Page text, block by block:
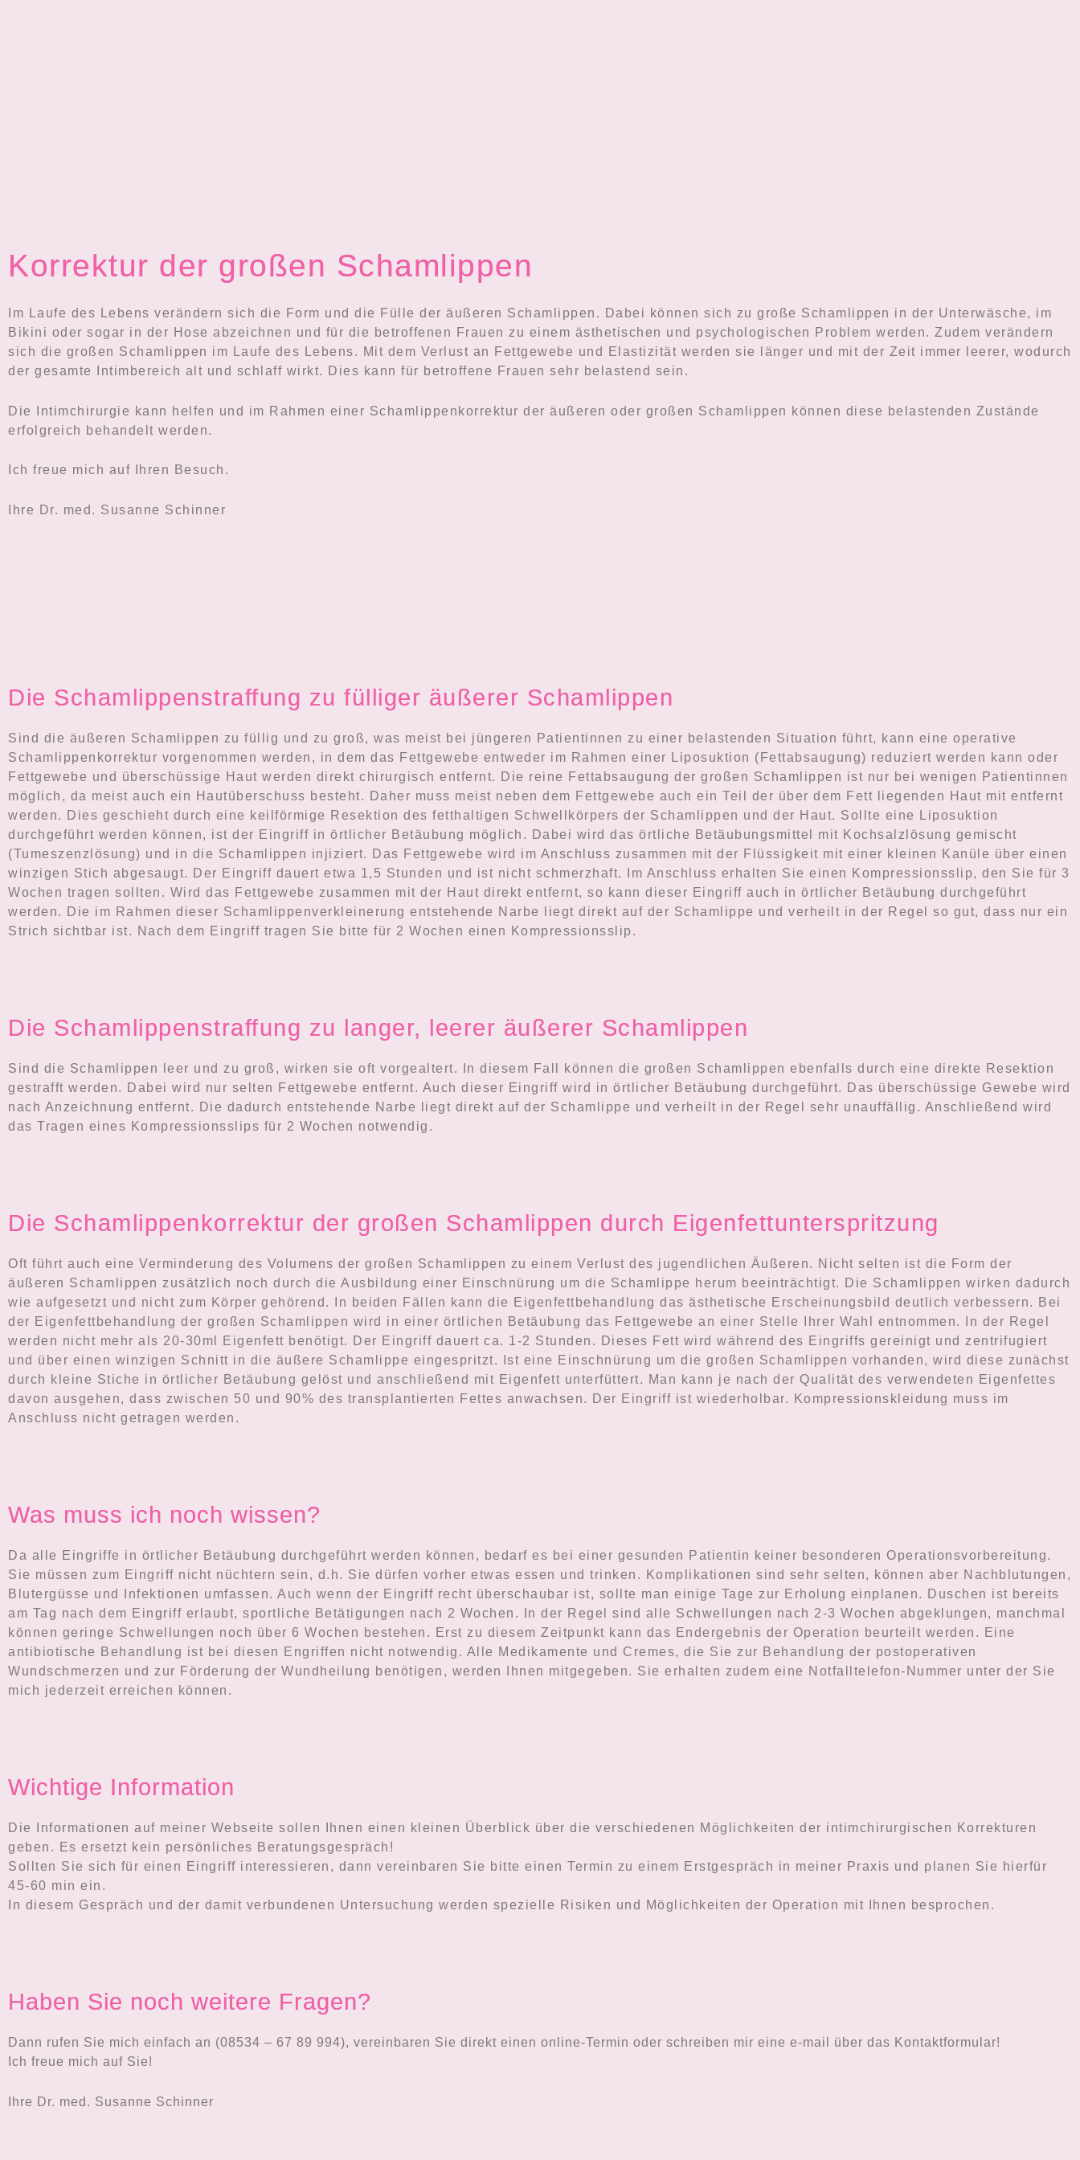
Korrektur der großen Schamlippen
Im Laufe des Lebens verändern sich die Form und die Fülle der äußeren Schamlippen. Dabei können sich zu große Schamlippen in der Unterwäsche, im
Bikini oder sogar in der Hose abzeichnen und für die betroffenen Frauen zu einem ästhetischen und psychologischen Problem werden. Zudem verändern
sich die großen Schamlippen im Laufe des Lebens. Mit dem Verlust an Fettgewebe und Elastizität werden sie länger und mit der Zeit immer leerer, wodurch
der gesamte Intimbereich alt und schlaff wirkt. Dies kann für betroffene Frauen sehr belastend sein.
Die Intimchirurgie kann helfen und im Rahmen einer Schamlippenkorrektur der äußeren oder großen Schamlippen können diese belastenden Zustände
erfolgreich behandelt werden.
Ich freue mich auf Ihren Besuch.
Ihre Dr. med. Susanne Schinner
Die Schamlippenstraffung zu fülliger äußerer Schamlippen
Sind die äußeren Schamlippen zu füllig und zu groß, was meist bei jüngeren Patientinnen zu einer belastenden Situation führt, kann eine operative
Schamlippenkorrektur vorgenommen werden, in dem das Fettgewebe entweder im Rahmen einer Liposuktion (Fettabsaugung) reduziert werden kann oder
Fettgewebe und überschüssige Haut werden direkt chirurgisch entfernt. Die reine Fettabsaugung der großen Schamlippen ist nur bei wenigen Patientinnen
möglich, da meist auch ein Hautüberschuss besteht. Daher muss meist neben dem Fettgewebe auch ein Teil der über dem Fett liegenden Haut mit entfernt
werden. Dies geschieht durch eine keilförmige Resektion des fetthaltigen Schwellkörpers der Schamlippen und der Haut. Sollte eine Liposuktion
durchgeführt werden können, ist der Eingriff in örtlicher Betäubung möglich. Dabei wird das örtliche Betäubungsmittel mit Kochsalzlösung gemischt
(Tumeszenzlösung) und in die Schamlippen injiziert. Das Fettgewebe wird im Anschluss zusammen mit der Flüssigkeit mit einer kleinen Kanüle über einen
winzigen Stich abgesaugt. Der Eingriff dauert etwa 1,5 Stunden und ist nicht schmerzhaft. Im Anschluss erhalten Sie einen Kompressionsslip, den Sie für 3
Wochen tragen sollten. Wird das Fettgewebe zusammen mit der Haut direkt entfernt, so kann dieser Eingriff auch in örtlicher Betäubung durchgeführt
werden. Die im Rahmen dieser Schamlippenverkleinerung entstehende Narbe liegt direkt auf der Schamlippe und verheilt in der Regel so gut, dass nur ein
Strich sichtbar ist. Nach dem Eingriff tragen Sie bitte für 2 Wochen einen Kompressionsslip.
Die Schamlippenstraffung zu langer, leerer äußerer Schamlippen
Sind die Schamlippen leer und zu groß, wirken sie oft vorgealtert. In diesem Fall können die großen Schamlippen ebenfalls durch eine direkte Resektion
gestrafft werden. Dabei wird nur selten Fettgewebe entfernt. Auch dieser Eingriff wird in örtlicher Betäubung durchgeführt. Das überschüssige Gewebe wird
nach Anzeichnung entfernt. Die dadurch entstehende Narbe liegt direkt auf der Schamlippe und verheilt in der Regel sehr unauffällig. Anschließend wird
das Tragen eines Kompressionsslips für 2 Wochen notwendig.
Die Schamlippenkorrektur der großen Schamlippen durch Eigenfettunterspritzung
Oft führt auch eine Verminderung des Volumens der großen Schamlippen zu einem Verlust des jugendlichen Äußeren. Nicht selten ist die Form der
äußeren Schamlippen zusätzlich noch durch die Ausbildung einer Einschnürung um die Schamlippe herum beeinträchtigt. Die Schamlippen wirken dadurch
wie aufgesetzt und nicht zum Körper gehörend. In beiden Fällen kann die Eigenfettbehandlung das ästhetische Erscheinungsbild deutlich verbessern. Bei
der Eigenfettbehandlung der großen Schamlippen wird in einer örtlichen Betäubung das Fettgewebe an einer Stelle Ihrer Wahl entnommen. In der Regel
werden nicht mehr als 20-30ml Eigenfett benötigt. Der Eingriff dauert ca. 1-2 Stunden. Dieses Fett wird während des Eingriffs gereinigt und zentrifugiert
und über einen winzigen Schnitt in die äußere Schamlippe eingespritzt. Ist eine Einschnürung um die großen Schamlippen vorhanden, wird diese zunächst
durch kleine Stiche in örtlicher Betäubung gelöst und anschließend mit Eigenfett unterfüttert. Man kann je nach der Qualität des verwendeten Eigenfettes
davon ausgehen, dass zwischen 50 und 90% des transplantierten Fettes anwachsen. Der Eingriff ist wiederholbar. Kompressionskleidung muss im
Anschluss nicht getragen werden.
Was muss ich noch wissen?
Da alle Eingriffe in örtlicher Betäubung durchgeführt werden können, bedarf es bei einer gesunden Patientin keiner besonderen Operationsvorbereitung.
Sie müssen zum Eingriff nicht nüchtern sein, d.h. Sie dürfen vorher etwas essen und trinken. Komplikationen sind sehr selten, können aber Nachblutungen,
Blutergüsse und Infektionen umfassen. Auch wenn der Eingriff recht überschaubar ist, sollte man einige Tage zur Erholung einplanen. Duschen ist bereits
am Tag nach dem Eingriff erlaubt, sportliche Betätigungen nach 2 Wochen. In der Regel sind alle Schwellungen nach 2-3 Wochen abgeklungen, manchmal
können geringe Schwellungen noch über 6 Wochen bestehen. Erst zu diesem Zeitpunkt kann das Endergebnis der Operation beurteilt werden. Eine
antibiotische Behandlung ist bei diesen Engriffen nicht notwendig. Alle Medikamente und Cremes, die Sie zur Behandlung der postoperativen
Wundschmerzen und zur Förderung der Wundheilung benötigen, werden Ihnen mitgegeben. Sie erhalten zudem eine Notfalltelefon-Nummer unter der Sie
mich jederzeit erreichen können.
Wichtige Information
Die Informationen auf meiner Webseite sollen Ihnen einen kleinen Überblick über die verschiedenen Möglichkeiten der intimchirurgischen Korrekturen
geben. Es ersetzt kein persönliches Beratungsgespräch!
Sollten Sie sich für einen Eingriff interessieren, dann vereinbaren Sie bitte einen Termin zu einem Erstgespräch in meiner Praxis und planen Sie hierfür
45-60 min ein.
In diesem Gespräch und der damit verbundenen Untersuchung werden spezielle Risiken und Möglichkeiten der Operation mit Ihnen besprochen.
Haben Sie noch weitere Fragen?
Dann rufen Sie mich einfach an (08534 – 67 89 994), vereinbaren Sie direkt einen online-Termin oder schreiben mir eine e-mail über das Kontaktformular!
Ich freue mich auf Sie!
Ihre Dr. med. Susanne Schinner